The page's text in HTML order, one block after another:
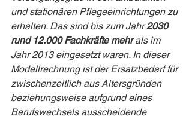
und stationären Pflegeeinrichtungen zu
erhalten. Das sind bis zum Jahr 2030
rund 12.000 Fachkräfte mehr als im
Jahr 2013 eingesetzt waren. In dieser
Modellrechnung ist der Ersatzbedarf für
zwischenzeitlich aus Altersgründen
beziehungsweise aufgrund eines
Berufswechsels ausscheidende